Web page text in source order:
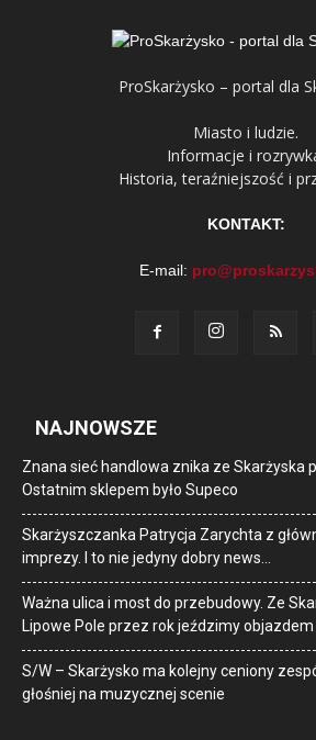
ProSkarżysko – portal dla
Miasto i ludzie.
Informacje i
Historia, teraźniejszość i
KONTAKT:
E-mail:
NAJNOWSZE
Znana sieć handlowa znika ze Skarżyska
Ostatnim sklepem było Supeco
Skarżyszczanka Patrycja Zarychta z
imprezy. I to nie jedyny dobry news…
Ważna ulica i most do przebudowy. Ze
Lipowe Pole przez rok jeździmy objazdem
S/W – Skarżysko ma kolejny ceniony
głośniej na muzycznej scenie